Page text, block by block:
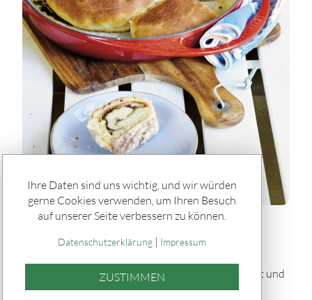
Rätseln & Service / Rezepte
Gefülltes Brot "Tortano" vom Grill
Dieses gefüllte Brot „Tortano“ vom Grill ist herzhaft und
saftig: Ein fluffiger Hefeteig umhüllt Pesto,
Ihre Daten sind uns wichtig, und wir würden
gerne Cookies verwenden, um Ihren Besuch
auf unserer Seite verbessern zu können.
Datenschutzerklärung| Impressum
ZUSTIMMEN